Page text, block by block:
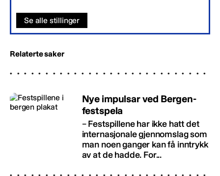
Se alle stillinger
Relaterte saker
Nye impulsar ved Bergen-
festspela
– Festspillene har ikke hatt det
internasjonale gjennomslag som
man noen ganger kan få inntrykk
av at de hadde. For...